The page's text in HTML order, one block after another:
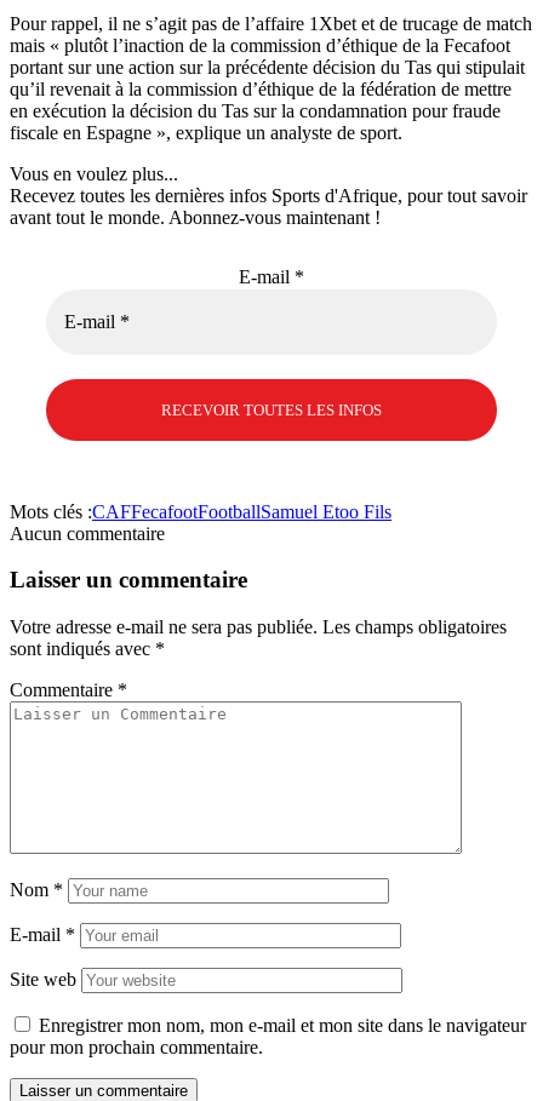
Pour rappel, il ne s’agit pas de l’affaire 1Xbet et de trucage de match
mais « plutôt l’inaction de la commission d’éthique de la Fecafoot
portant sur une action sur la précédente décision du Tas qui stipulait
qu’il revenait à la commission d’éthique de la fédération de mettre
en exécution la décision du Tas sur la condamnation pour fraude
fiscale en Espagne », explique un analyste de sport.
Vous en voulez plus...
Recevez toutes les dernières infos Sports d'Afrique, pour tout savoir
avant tout le monde. Abonnez-vous maintenant !
E-mail *
Mots clés :CAFFecafootFootballSamuel Etoo Fils
Aucun commentaire
Laisser un commentaire
Votre adresse e-mail ne sera pas publiée. Les champs obligatoires
sont indiqués avec *
Commentaire *
Nom *
E-mail *
Site web
Enregistrer mon nom, mon e-mail et mon site dans le navigateur
pour mon prochain commentaire.